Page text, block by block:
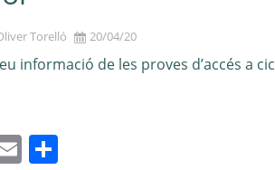
Torelló 20/04/20
informació de les proves d’accés a
Email